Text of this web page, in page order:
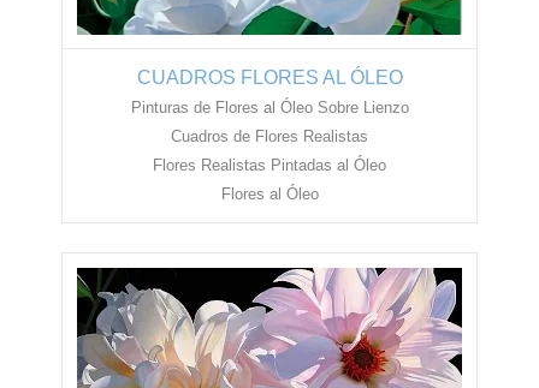
CUADROS FLORES AL ÓLEO
Pinturas de Flores al Óleo Sobre Lienzo
Cuadros de Flores Realistas
Flores Realistas Pintadas al Óleo
Flores al Óleo